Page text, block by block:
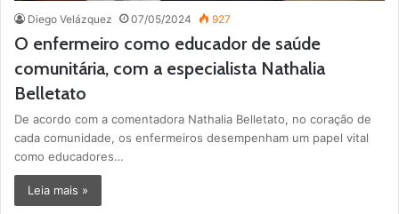
Diego Velázquez 07/05/2024 927
O enfermeiro como educador de saúde
comunitária, com a especialista Nathalia
Belletato
De acordo com a comentadora Nathalia Belletato, no coração de
cada comunidade, os enfermeiros desempenham um papel vital
como educadores…
Leia mais »